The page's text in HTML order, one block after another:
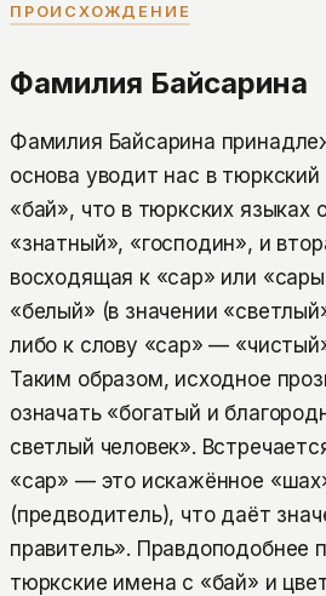
ПРОИСХОЖДЕНИЕ
Фамилия Байсарина
Фамилия Байсарина
основа уводит нас в
«бай», что в тюркских языках
«знатный», «господин», и
восходящая к «сар» или
«белый» (в значении
либо к слову «сар» —
Таким образом, исходное
означать «богатый и
светлый человек».
«сар» — это искажённое
(предводитель), что даёт
правитель». Правдоподобнее
тюркские имена с «бай» и